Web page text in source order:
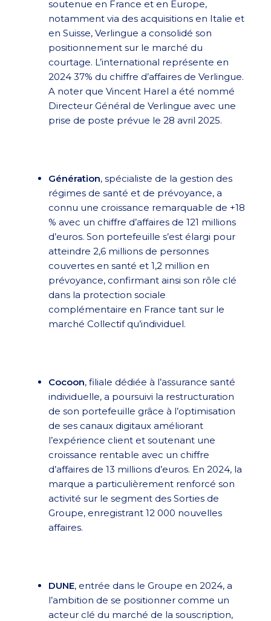
soutenue en France et en Europe,
notamment via des acquisitions en Italie et
en Suisse, Verlingue a consolidé son
positionnement sur le marché du
courtage. L’international représente en
2024 37% du chiffre d’affaires de Verlingue.
A noter que Vincent Harel a été nommé
Directeur Général de Verlingue avec une
prise de poste prévue le 28 avril 2025.
Génération, spécialiste de la gestion des
régimes de santé et de prévoyance, a
connu une croissance remarquable de +18
% avec un chiffre d’affaires de 121 millions
d’euros. Son portefeuille s’est élargi pour
atteindre 2,6 millions de personnes
couvertes en santé et 1,2 million en
prévoyance, confirmant ainsi son rôle clé
dans la protection sociale
complémentaire en France tant sur le
marché Collectif qu’individuel.
Cocoon, filiale dédiée à l’assurance santé
individuelle, a poursuivi la restructuration
de son portefeuille grâce à l’optimisation
de ses canaux digitaux améliorant
l’expérience client et soutenant une
croissance rentable avec un chiffre
d’affaires de 13 millions d’euros. En 2024, la
marque a particulièrement renforcé son
activité sur le segment des Sorties de
Groupe, enregistrant 12 000 nouvelles
affaires.
DUNE, entrée dans le Groupe en 2024, a
l’ambition de se positionner comme un
acteur clé du marché de la souscription,